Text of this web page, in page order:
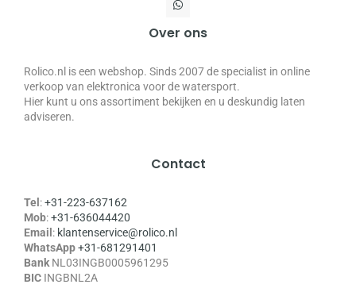
Over ons
Rolico.nl is een webshop. Sinds 2007 de specialist in online
verkoop van elektronica voor de watersport.
Hier kunt u ons assortiment bekijken en u deskundig laten
adviseren.
Contact
Tel :+31-223-637162
Mob:+31-636044420
Email : klantenservice@rolico.nl
WhatsApp+31-681291401
Bank NL03INGB0005961295
BIC INGBNL2A